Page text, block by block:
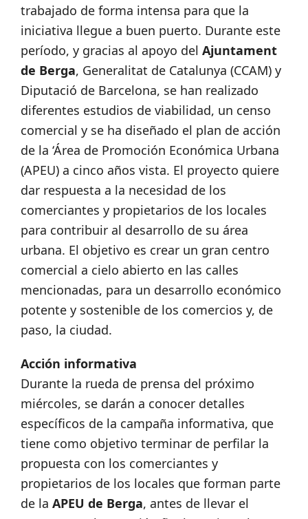
trabajado de forma intensa para que la
iniciativa llegue a buen puerto. Durante este
período, y gracias al apoyo del Ajuntament
de Berga, Generalitat de Catalunya (CCAM) y
Diputació de Barcelona, se han realizado
diferentes estudios de viabilidad, un censo
comercial y se ha diseñado el plan de acción
de la ‘Área de Promoción Económica Urbana
(APEU) a cinco años vista. El proyecto quiere
dar respuesta a la necesidad de los
comerciantes y propietarios de los locales
para contribuir al desarrollo de su área
urbana. El objetivo es crear un gran centro
comercial a cielo abierto en las calles
mencionadas, para un desarrollo económico
potente y sostenible de los comercios y, de
paso, la ciudad.
Acción informativa
Durante la rueda de prensa del próximo
miércoles, se darán a conocer detalles
específicos de la campaña informativa, que
tiene como objetivo terminar de perfilar la
propuesta con los comerciantes y
propietarios de los locales que forman parte
de la APEU de Berga, antes de llevar el